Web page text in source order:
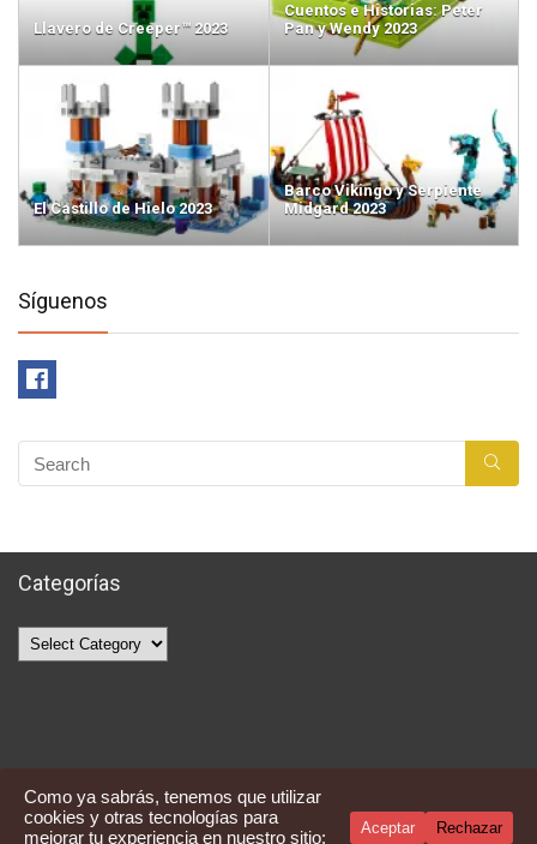
Llavero de Creeper™ 2023
Cuentos e Historias: Peter
Pan y Wendy 2023
El Castillo de Hielo 2023
Barco Vikingo y Serpiente
Midgard 2023
Síguenos
Categorías
Categorías
Como ya sabrás, tenemos que utilizar
cookies y otras tecnologías para
mejorar tu experiencia en nuestro sitio:
Aceptar Rechazar